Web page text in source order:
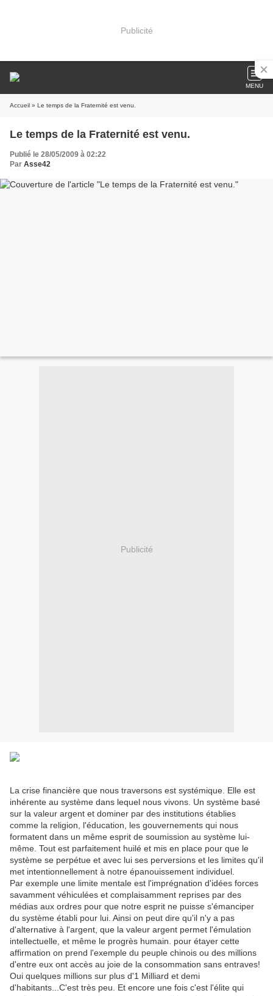
Publicité
MENU
Accueil » Le temps de la Fraternité est venu.
Le temps de la Fraternité est venu.
Publié le 28/05/2009 à 02:22
Par Asse42
Publicité
La crise financière que nous traversons est systémique. Elle est
inhérente au système dans lequel nous vivons. Un système basé
sur la valeur argent et dominer par des institutions établies
comme la religion, l'éducation, les gouvernements qui nous
formatent dans un même esprit de soumission au système lui-
même. Tout est parfaitement huilé et mis en place pour que le
système se perpétue et avec lui ses perversions et les limites qu'il
met intentionnellement à notre épanouissement individuel.
Par exemple une limite mentale est l'imprégnation d'idées forces
savamment véhiculées et complaisamment reprises par des
médias aux ordres pour que notre esprit ne puisse s'émanciper
du système établi pour lui. Ainsi on peut dire qu'il n'y a pas
d'alternative à l'argent, que la valeur argent permet l'émulation
intellectuelle, et même le progrès humain. pour étayer cette
affirmation on prend l'exemple du peuple chinois ou des millions
d'entre eux ont accès au joie de la consommation sans entraves!
Oui quelques millions sur plus d'1 Milliard et demi
d'habitants...C'est très peu. Et encore une fois c'est l'élite qui